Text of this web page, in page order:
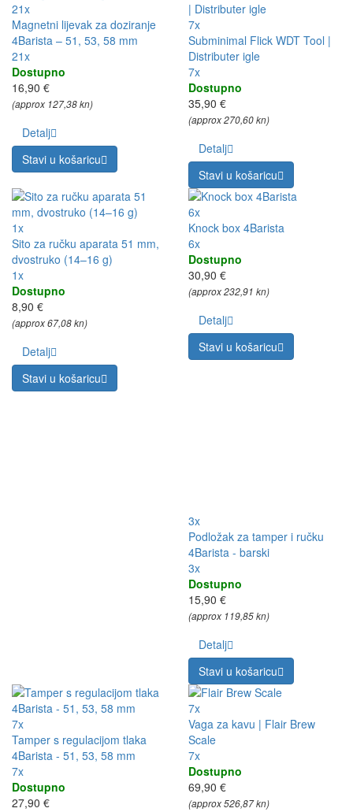
21x
Magnetni lijevak za doziranje
4Barista – 51, 53, 58 mm
21x
Dostupno
16,90 €
(approx 127,38 kn)
Detalj
Stavi u košaricu
7x
Subminimal Flick WDT Tool |
Distributer igle
7x
Dostupno
35,90 €
(approx 270,60 kn)
Detalj
Stavi u košaricu
1x
Sito za ručku aparata 51 mm,
dvostruko (14–16 g)
1x
Dostupno
8,90 €
(approx 67,08 kn)
Detalj
Stavi u košaricu
6x
Knock box 4Barista
6x
Dostupno
30,90 €
(approx 232,91 kn)
Detalj
Stavi u košaricu
3x
Podložak za tamper i ručku
4Barista - barski
3x
Dostupno
15,90 €
(approx 119,85 kn)
Detalj
Stavi u košaricu
7x
Tamper s regulacijom tlaka
4Barista - 51, 53, 58 mm
7x
Dostupno
27,90 €
7x
Vaga za kavu | Flair Brew
Scale
7x
Dostupno
69,90 €
(approx 526,87 kn)